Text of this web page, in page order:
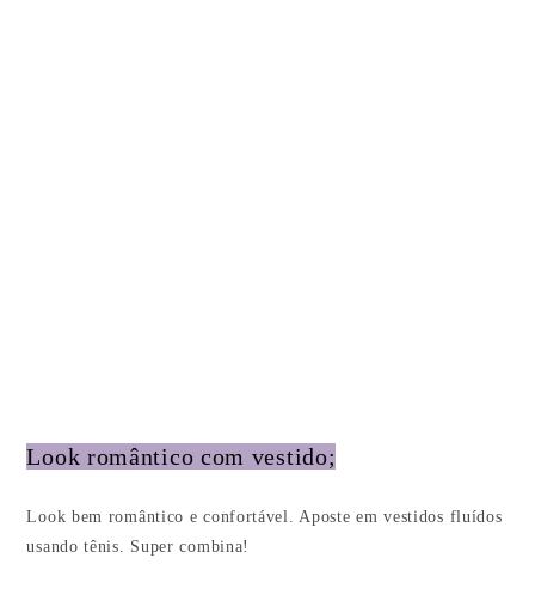
Look romântico com vestido;
Look bem romântico e confortável. Aposte em vestidos fluídos
usando tênis. Super combina!